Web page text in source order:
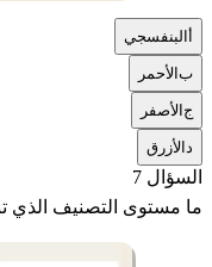
البنفسجي
بالأحمر
جالأصفر
الأزرق
السؤال 7
ما مستوى التصنيف الذي